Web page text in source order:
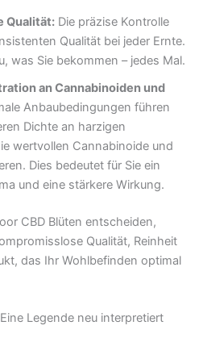
Qualität:Die präzise Kontrolle
Qualität bei jeder Ernte.
was Sie bekommen – jedes Mal.
an Cannabinoiden und
Anbaubedingungen führen
Dichte an harzigen
wertvollen Cannabinoide und
Dies bedeutet für Sie ein
und eine stärkere Wirkung.
CBD Blüten entscheiden,
Qualität, Reinheit
das Ihr Wohlbefinden optimal
Legende neu interpretiert